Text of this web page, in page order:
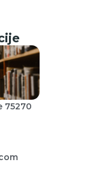
75270